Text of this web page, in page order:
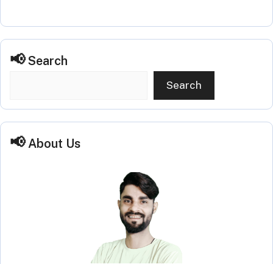
Search
Search
About Us